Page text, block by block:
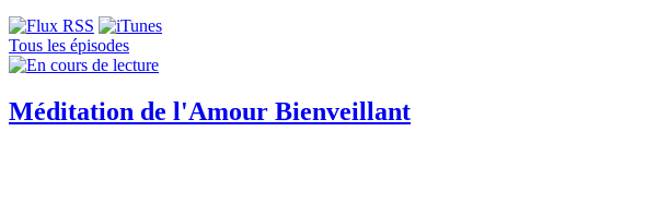
Tous les épisodes
Méditation de l'Amour Bienveillant